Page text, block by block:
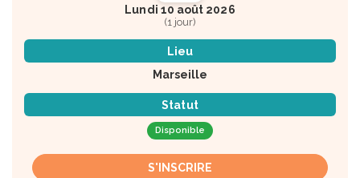
Lundi 10 août 2026
(1 jour)
Lieu
Marseille
Statut
Disponible
S'INSCRIRE